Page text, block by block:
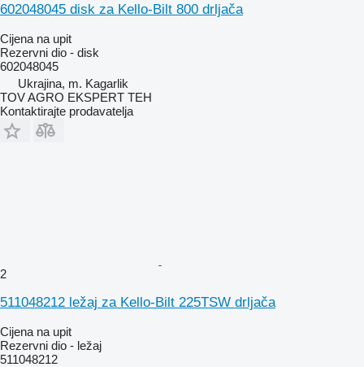
602048045 disk za Kello-Bilt 800 drljača
Cijena na upit
Rezervni dio - disk
602048045
Ukrajina, m. Kagarlik
TOV AGRO EKSPERT TEH
Kontaktirajte prodavatelja
2
511048212 ležaj za Kello-Bilt 225TSW drljača
Cijena na upit
Rezervni dio - ležaj
511048212